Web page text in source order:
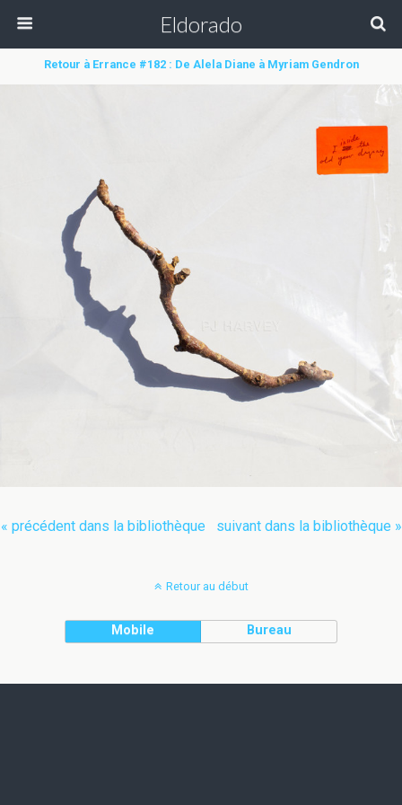
Eldorado
Retour à Errance #182 : De Alela Diane à Myriam Gendron
« précédent dans la bibliothèque suivant dans la bibliothèque »
Retour au début
Mobile Bureau